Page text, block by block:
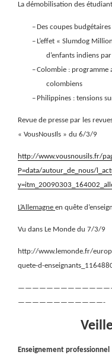
La démobilisation des
–Des coupes
–L’effet « Slumdog
d’enfants indiens
–Colombie : programme
colombiens
– Philippines : tensions
Revue de presse par les
« VousNousIls » du 6/3/9
http://www.vousnousils.fr/
P=data/autour_de_nous/
L’Allemagne en quête
Vu dans Le Monde du 7/3/9
http://www.lemonde.fr/
quete-d-
————————————-
Enseignement professionnel